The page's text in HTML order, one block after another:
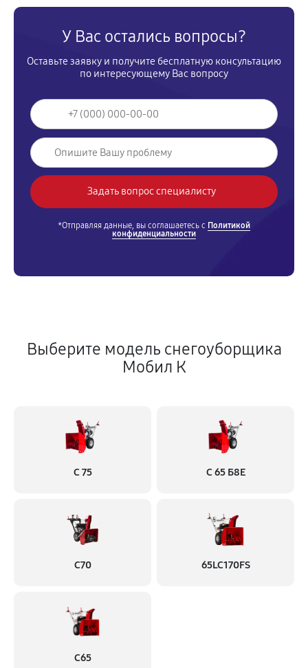
У Вас остались вопросы?
Оставьте заявку и получите бесплатную консультацию
по интересующему Вас вопросу
*Отправляя данные, вы соглашаетесь с Политикой
конфиденциальности
Выберите модель снегоуборщика
Мобил К
С 75 С 65 Б8Е
С70 65LC170FS
С65